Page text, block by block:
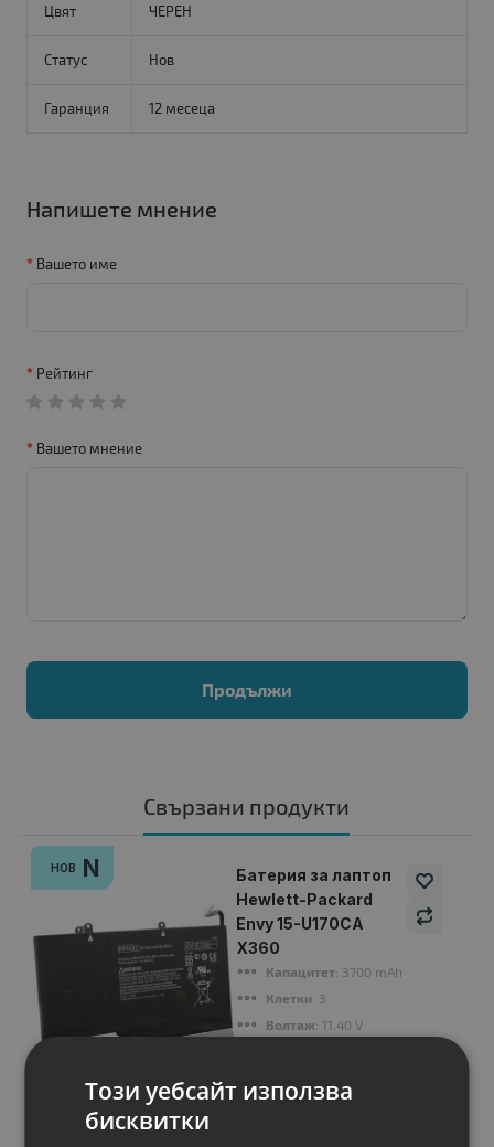
Цвят ЧЕРЕН
Статус Нов
Гаранция 12 месеца
Напишете мнение
Вашето име
Рейтинг
Вашето мнение
Продължи
Свързани продукти
НОВ N
Батерия за лаптоп
Hewlett-Packard
Envy 15-U170CA
X360
Капацитет: 3700 mAh
Клетки: 3
Волтаж: 11.40 V
Този уебсайт използва
бисквитки